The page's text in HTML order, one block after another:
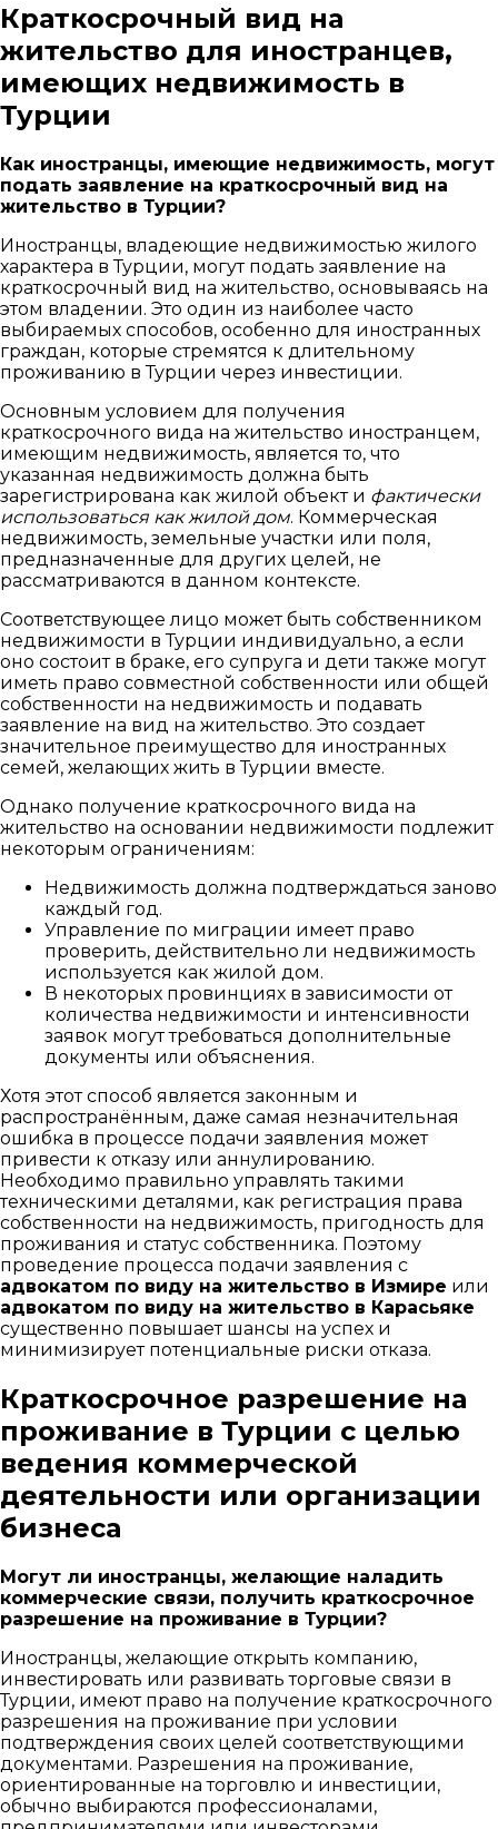
Краткосрочный вид на
жительство для иностранцев,
имеющих недвижимость в
Турции
Как иностранцы, имеющие недвижимость, могут
подать заявление на краткосрочный вид на
жительство в Турции?
Иностранцы, владеющие недвижимостью жилого
характера в Турции, могут подать заявление на
краткосрочный вид на жительство, основываясь на
этом владении. Это один из наиболее часто
выбираемых способов, особенно для иностранных
граждан, которые стремятся к длительному
проживанию в Турции через инвестиции.
Основным условием для получения
краткосрочного вида на жительство иностранцем,
имеющим недвижимость, является то, что
указанная недвижимость должна быть
зарегистрирована как жилой объект и фактически
использоваться как жилой дом. Коммерческая
недвижимость, земельные участки или поля,
предназначенные для других целей, не
рассматриваются в данном контексте.
Соответствующее лицо может быть собственником
недвижимости в Турции индивидуально, а если
оно состоит в браке, его супруга и дети также могут
иметь право совместной собственности или общей
собственности на недвижимость и подавать
заявление на вид на жительство. Это создает
значительное преимущество для иностранных
семей, желающих жить в Турции вместе.
Однако получение краткосрочного вида на
жительство на основании недвижимости подлежит
некоторым ограничениям:
Недвижимость должна подтверждаться заново
каждый год.
Управление по миграции имеет право
проверить, действительно ли недвижимость
используется как жилой дом.
В некоторых провинциях в зависимости от
количества недвижимости и интенсивности
заявок могут требоваться дополнительные
документы или объяснения.
Хотя этот способ является законным и
распространённым, даже самая незначительная
ошибка в процессе подачи заявления может
привести к отказу или аннулированию.
Необходимо правильно управлять такими
техническими деталями, как регистрация права
собственности на недвижимость, пригодность для
проживания и статус собственника. Поэтому
проведение процесса подачи заявления с
адвокатом по виду на жительство в Измире или
адвокатом по виду на жительство в Карасьяке
существенно повышает шансы на успех и
минимизирует потенциальные риски отказа.
Краткосрочное разрешение на
проживание в Турции с целью
ведения коммерческой
деятельности или организации
бизнеса
Могут ли иностранцы, желающие наладить
коммерческие связи, получить краткосрочное
разрешение на проживание в Турции?
Иностранцы, желающие открыть компанию,
инвестировать или развивать торговые связи в
Турции, имеют право на получение краткосрочного
разрешения на проживание при условии
подтверждения своих целей соответствующими
документами. Разрешения на проживание,
ориентированные на торговлю и инвестиции,
обычно выбираются профессионалами,